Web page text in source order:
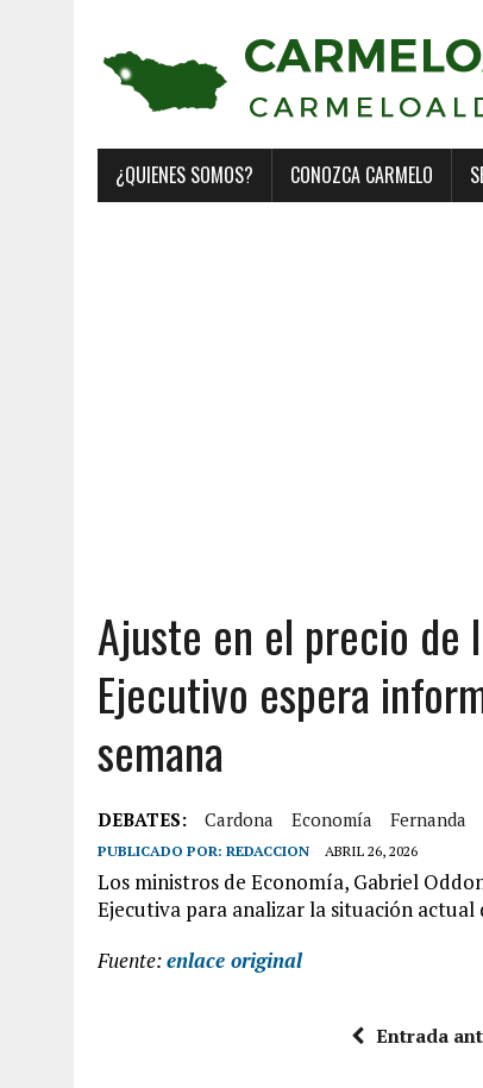
¿QUIENES SOMOS? CONOZCA CARMELO
Ajuste en el precio de
Ejecutivo espera
semana
DEBATES: Cardona Economía Fernanda
PUBLICADO POR: REDACCION ABRIL 26, 2026
Los ministros de Economía, Gabriel
Ejecutiva para analizar la situación
Fuente:enlace original
Entrada